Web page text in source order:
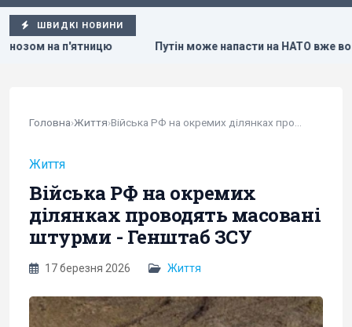
ШВИДКІ НОВИНИ
може напасти на НАТО вже восени: розвідка США
Головна›Життя›
Життя
Війська РФ на окремих
ділянках проводять масовані
штурми - Генштаб ЗСУ
17 березня 2026 Життя